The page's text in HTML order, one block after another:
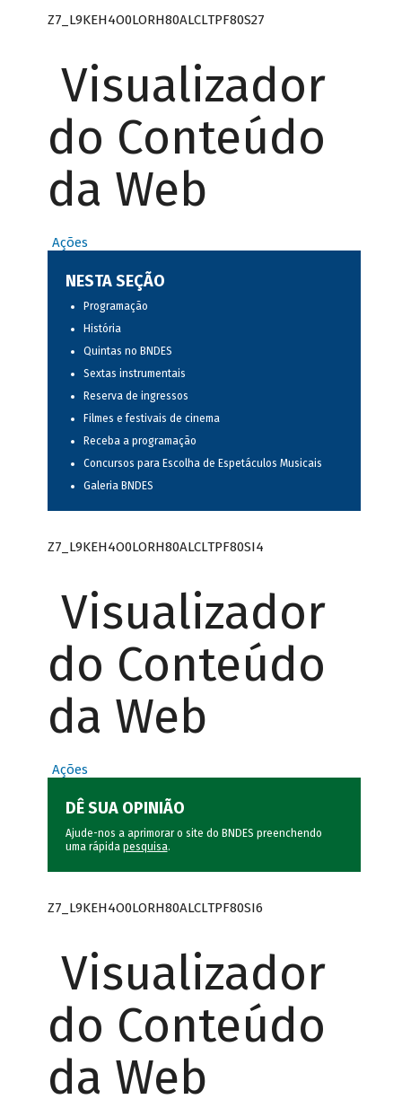
Z7_L9KEH4O0LORH80ALCLTPF80S27
Visualizador
do Conteúdo
da Web
Ações
NESTA SEÇÃO
Programação
História
Quintas no BNDES
Sextas instrumentais
Reserva de ingressos
Filmes e festivais de cinema
Receba a programação
Concursos para Escolha de Espetáculos Musicais
Galeria BNDES
Z7_L9KEH4O0LORH80ALCLTPF80SI4
Visualizador
do Conteúdo
da Web
Ações
DÊ SUA OPINIÃO
Ajude-nos a aprimorar o site do BNDES preenchendo
uma rápida pesquisa.
Z7_L9KEH4O0LORH80ALCLTPF80SI6
Visualizador
do Conteúdo
da Web